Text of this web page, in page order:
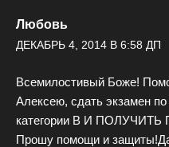
Любовь
ДЕКАБРЬ 4, 2014 В 6:58 ДП
Всемилостивый Боже!
Алексею, сдать экзамен
категории В И ПОЛУЧИТЬ
Прошу помощи и